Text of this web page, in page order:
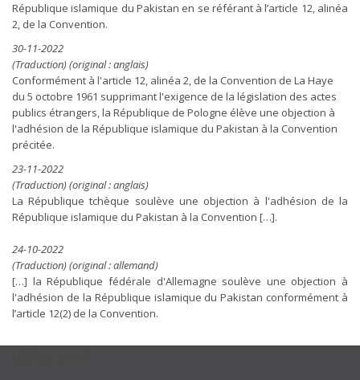
République islamique du Pakistan en se référant à l’article 12, alinéa
2, de la Convention.
30-11-2022
(Traduction) (original : anglais)
Conformément à l'article 12, alinéa 2, de la Convention de La Haye
du 5 octobre 1961 supprimant l'exigence de la législation des actes
publics étrangers, la République de Pologne élève une objection à
l'adhésion de la République islamique du Pakistan à la Convention
précitée.
23-11-2022
(Traduction) (original : anglais)
La République tchèque soulève une objection à l'adhésion de la
République islamique du Pakistan à la Convention […].
24-10-2022
(Traduction) (original : allemand)
[…] la République fédérale d'Allemagne soulève une objection à
l'adhésion de la République islamique du Pakistan conformément à
l’article 12(2) de la Convention.